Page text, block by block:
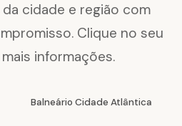
cidade e região com
Clique no seu
informações.
Balneário Cidade Atlântica